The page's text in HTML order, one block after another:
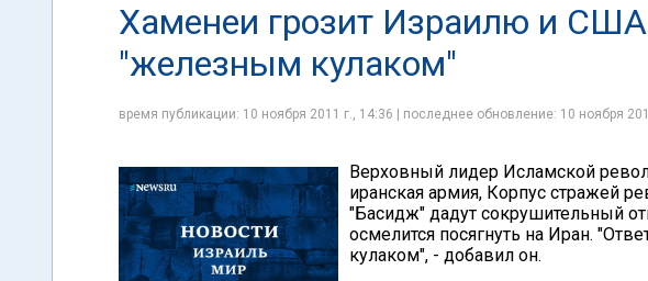
Хаменеи грозит Израилю и США
"железным кулаком"
время публикации: 10 ноября 2011 г., 14:36 | последнее обновление: 10 ноября
Верховный лидер Исламской
иранская армия, Корпус стражей
"Басидж" дадут сокрушительный
осмелится посягнуть на Иран.
кулаком", - добавил он.